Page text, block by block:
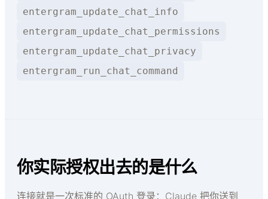
entergram_update_chat_info
entergram_update_chat_permissions
entergram_update_chat_privacy
entergram_run_chat_command
你实际授权出去的是什么
连接就是一次标准的 OAuth 登录：Claude 把你送到